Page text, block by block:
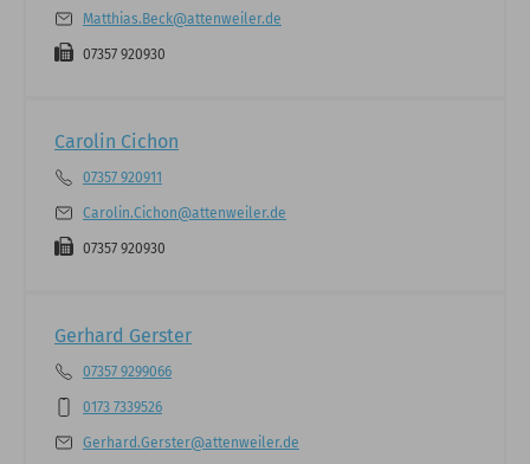
Matthias.Beck@attenweiler.de
07357 920930
Carolin Cichon
07357 920911
Carolin.Cichon@attenweiler.de
07357 920930
Gerhard Gerster
07357 9299066
0173 7339526
Gerhard.Gerster@attenweiler.de